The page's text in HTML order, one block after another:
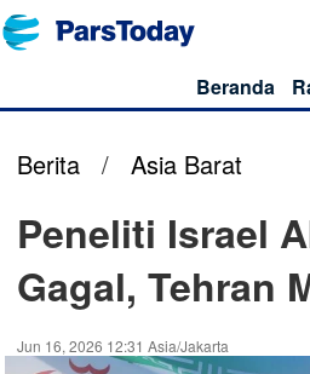
Beranda
Berita / Asia Barat
Peneliti Israel
Gagal, Tehran
Jun 16, 2026 12:31 Asia/Jakarta